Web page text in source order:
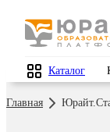
Каталог
Главная